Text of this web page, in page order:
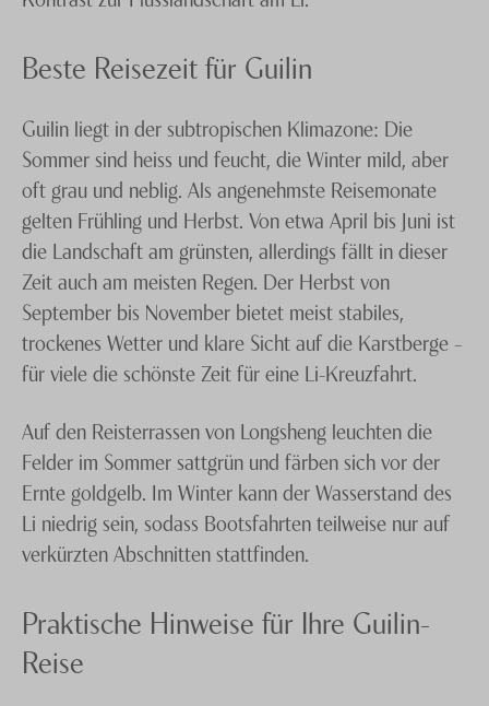
Beste Reisezeit für Guilin
Guilin liegt in der subtropischen Klimazone: Die
Sommer sind heiss und feucht, die Winter mild, aber
oft grau und neblig. Als angenehmste Reisemonate
gelten Frühling und Herbst. Von etwa April bis Juni ist
die Landschaft am grünsten, allerdings fällt in dieser
Zeit auch am meisten Regen. Der Herbst von
September bis November bietet meist stabiles,
trockenes Wetter und klare Sicht auf die Karstberge –
für viele die schönste Zeit für eine Li-Kreuzfahrt.
Auf den Reisterrassen von Longsheng leuchten die
Felder im Sommer sattgrün und färben sich vor der
Ernte goldgelb. Im Winter kann der Wasserstand des
Li niedrig sein, sodass Bootsfahrten teilweise nur auf
verkürzten Abschnitten stattfinden.
Praktische Hinweise für Ihre Guilin-
Reise